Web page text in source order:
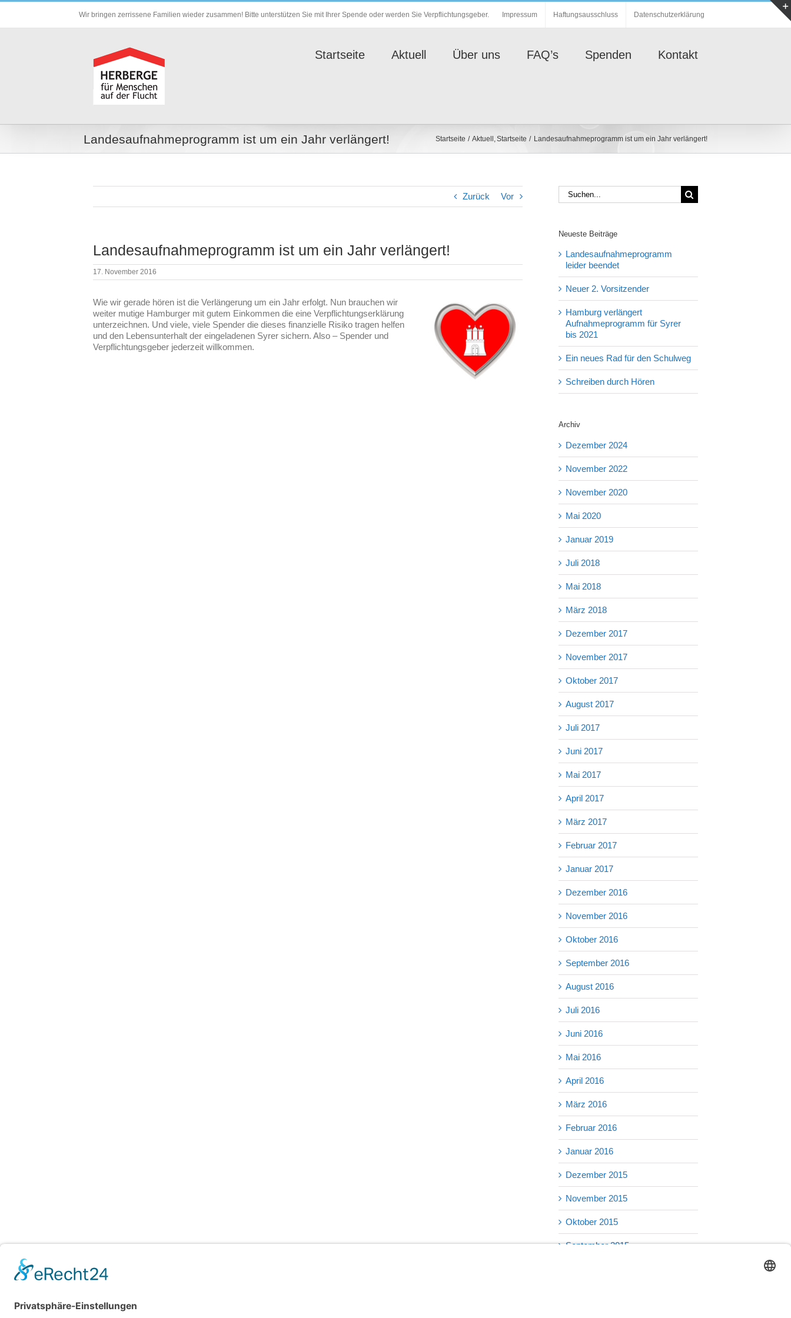
Zum
springen
Wir bringen zerrissene Familien wieder zusammen! Bitte unterstützen Sie mit Ihrer Spende oder werden Sie Verpflichtungsgeber. Impressum Haftungsausschluss Datenschutzerklärung
Startseite Aktuell Über uns FAQ’s Spenden Kontakt
Landesaufnahmeprogramm ist um ein Jahr verlängert! Startseite Aktuell Startseite Landesaufnahmeprogramm ist um ein Jahr verlängert!
Zurück Vor
Landesaufnahmeprogramm ist um ein Jahr verlängert!
17. November 2016
Wie wir gerade hören ist die Verlängerung um ein Jahr erfolgt. Nun brauchen wir
weiter mutige Hamburger mit gutem Einkommen die eine Verpflichtungserklärung
unterzeichnen. Und viele, viele Spender die dieses finanzielle Risiko tragen helfen
und den Lebensunterhalt der eingeladenen Syrer sichern. Also – Spender und
Verpflichtungsgeber jederzeit willkommen.
Suche
nach:
Neueste Beiträge
Landesaufnahmeprogramm
leider beendet
Neuer 2. Vorsitzender
Hamburg verlängert
Aufnahmeprogramm für Syrer
bis 2021
Ein neues Rad für den Schulweg
Schreiben durch Hören
Archiv
Dezember 2024
November 2022
November 2020
Mai 2020
Januar 2019
Juli 2018
Mai 2018
März 2018
Dezember 2017
November 2017
Oktober 2017
August 2017
Juli 2017
Juni 2017
Mai 2017
April 2017
März 2017
Februar 2017
Januar 2017
Dezember 2016
November 2016
Oktober 2016
September 2016
August 2016
Juli 2016
Juni 2016
Mai 2016
April 2016
März 2016
Februar 2016
Januar 2016
Dezember 2015
November 2015
Oktober 2015
September 2015